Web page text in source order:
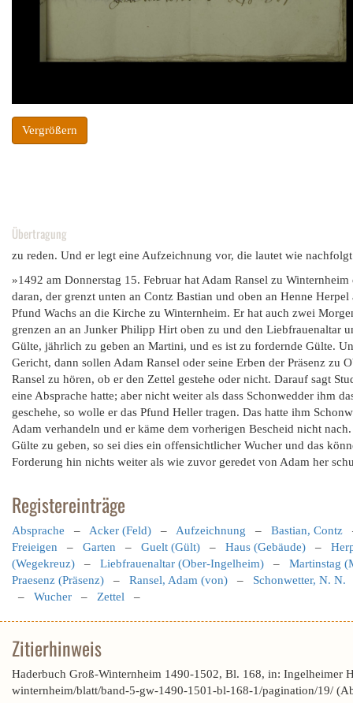
Vergrößern
Übertragung
zu reden. Und er legt eine Aufzeichnung vor, die lautet wie
»1492 am Donnerstag 15. Februar hat Adam Ransel zu
daran, der grenzt unten an Contz Bastian und oben an Henne
Pfund Wachs an die Kirche zu Winternheim. Er hat auch zwei
grenzen an an Junker Philipp Hirt oben zu und den Liebfrauenaltar
Gülte, jährlich zu geben an Martini, und es ist zu fordernde Gülte.
Gericht, dann sollen Adam Ransel oder seine Erben der Präsenz
Ransel zu hören, ob er den Zettel gestehe oder nicht. Darauf sagt
eine Absprache hatte; aber nicht weiter als dass Schonwedder ihm
geschehe, so wolle er das Pfund Heller tragen. Das hatte ihm
Adam verhandeln und er käme dem vorherigen Bescheid nicht
Gülte zu geben, so sei dies ein offensichtlicher Wucher und das
Forderung hin nichts weiter als wie zuvor geredet von Adam her
Registereinträge
Absprache – Acker (Feld) – Aufzeichnung – Bastian, Contz
Freieigen – Garten – Guelt (Gült) – Haus (Gebäude) –
(Wegekreuz) – Liebfrauenaltar (Ober-Ingelheim) – Martinstag
Praesenz (Präsenz) – Ransel, Adam (von) – Schonwetter, N. N.
– Wucher – Zettel –
Zitierhinweis
Haderbuch Groß-Winternheim 1490-1502, Bl. 168, in: Ingelheimer
winternheim/blatt/band-5-gw-1490-1501-bl-168-1/pagination/19/